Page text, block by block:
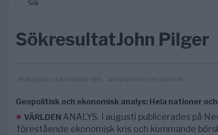
SökresultatJohn Pilger
PUBLICERAD 16 NOVEMBER 2015 - AV NEWSVOICE REDAKTION
Geopolitisk och ekonomisk analys: Hela nationer
VÄRLDEN ANALYS. I augusti publicerades på
förestående ekonomisk kris och kommande